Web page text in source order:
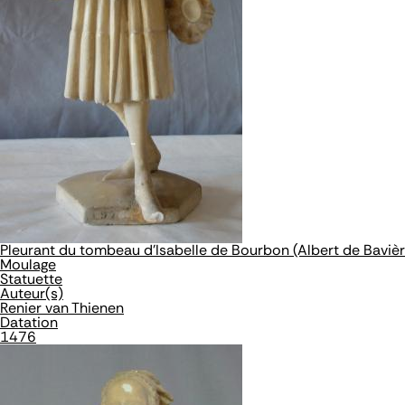
Pleurant du tombeau d'Isabelle de Bourbon (Albert de
Moulage
Statuette
Auteur(s)
Renier van Thienen
Datation
1476